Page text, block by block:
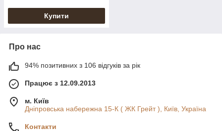
Купити
Про нас
94% позитивних з 106 відгуків за рік
Працює з 12.09.2013
м. Київ
Дніпровська набережна 15-К ( ЖК Грейт ), Київ, Україна
Контакти